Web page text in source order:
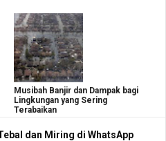
Musibah Banjir dan Dampak bagi
Lingkungan yang Sering
Terabaikan
dan Miring di WhatsApp